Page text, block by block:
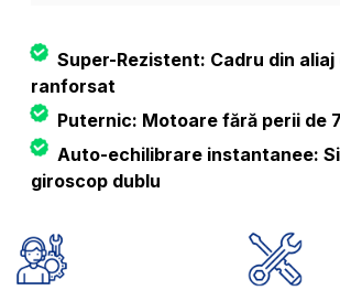
Super-Rezistent: Cadru din aliaj
ranforsat
Puternic: Motoare fără perii de
Auto-echilibrare instantanee:
giroscop dublu